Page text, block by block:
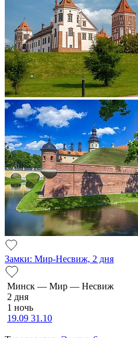
Замки: Мир-Несвиж, 2 дня
Минск — Мир — Несвиж
2 дня
1 ночь
19.09 31.10